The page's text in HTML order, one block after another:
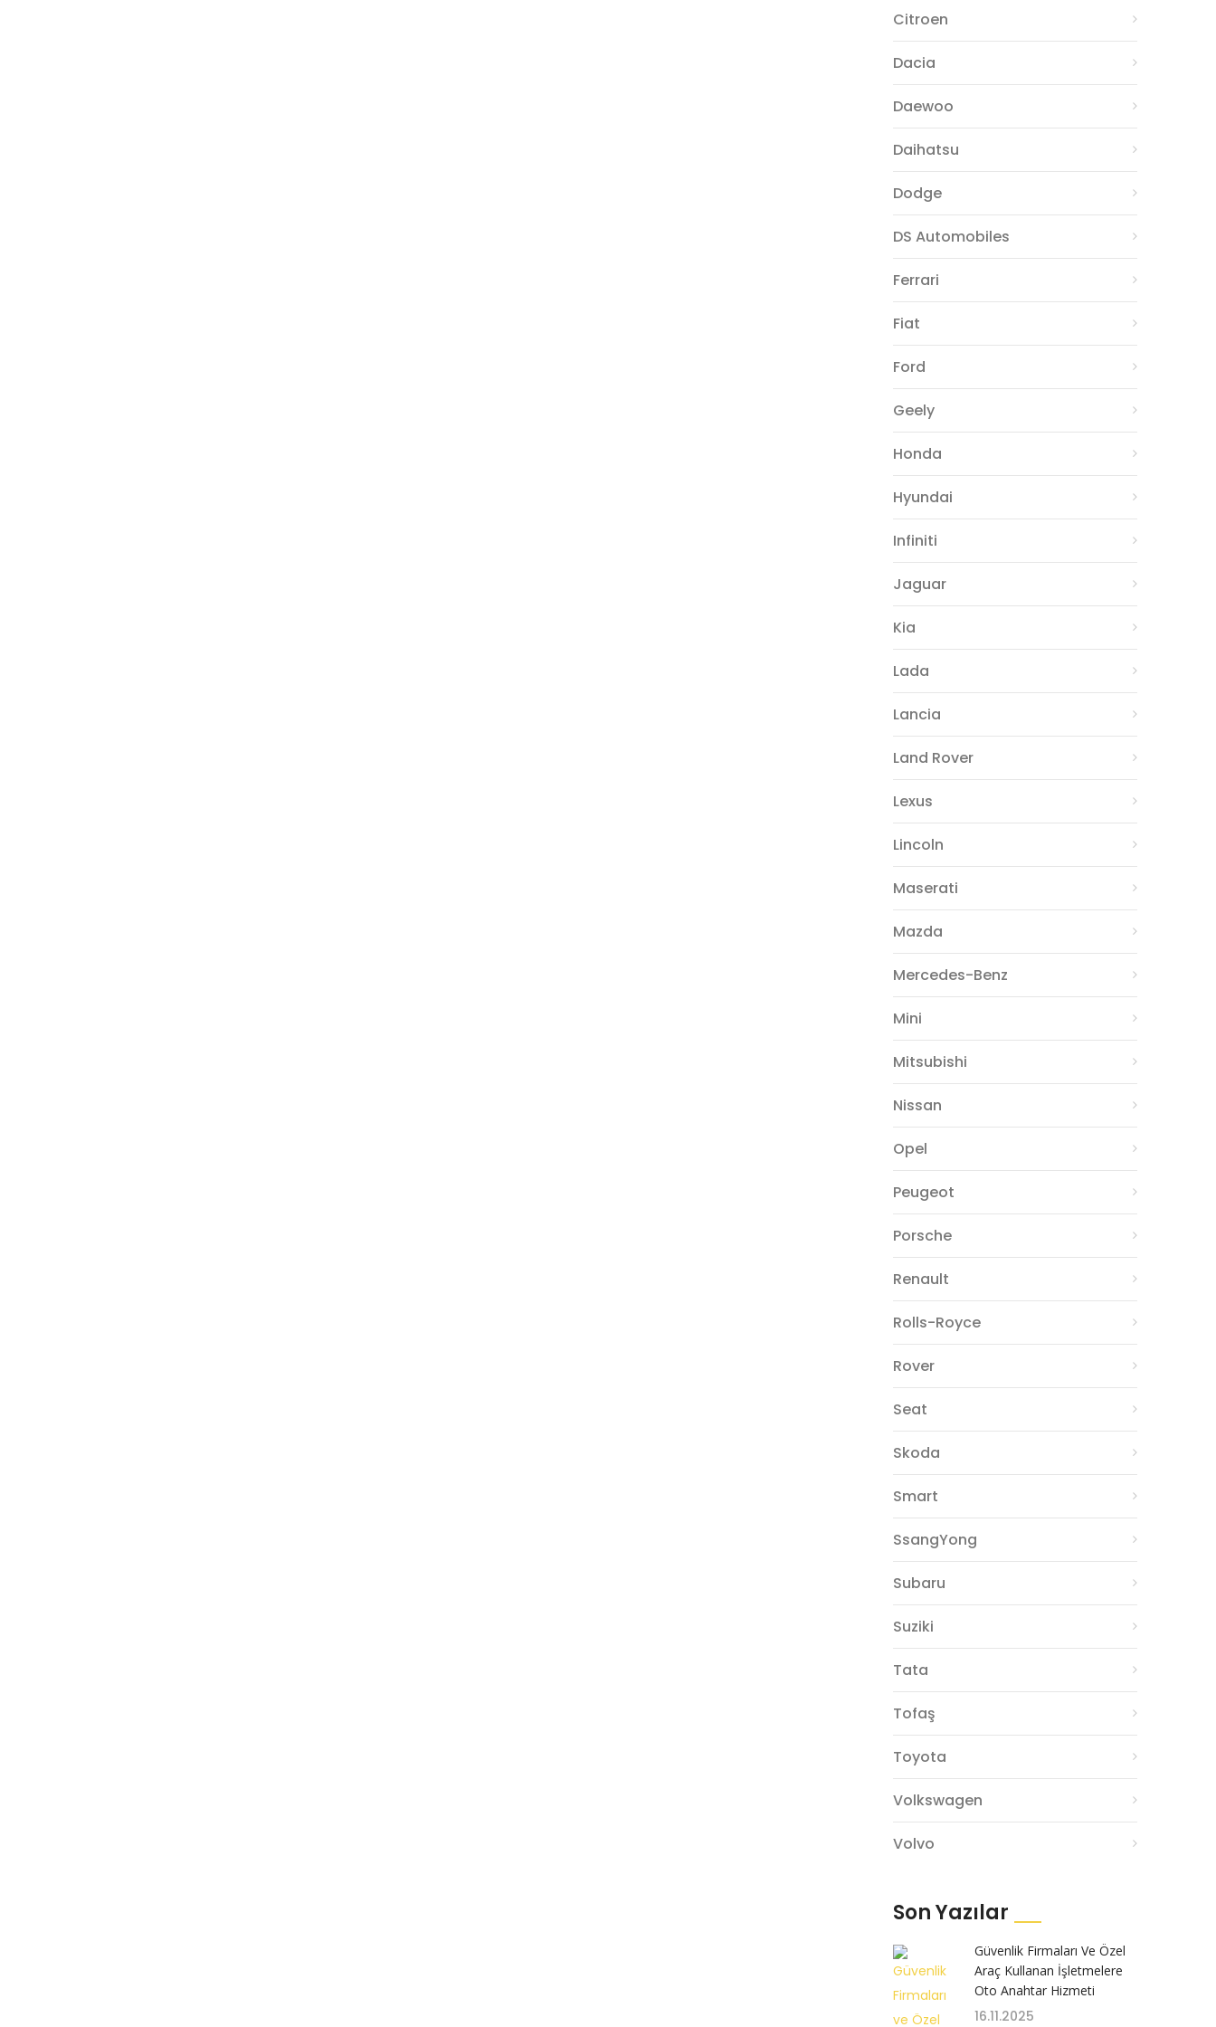
Citroen
Dacia
Daewoo
Daihatsu
Dodge
DS Automobiles
Ferrari
Fiat
Ford
Geely
Honda
Hyundai
Infiniti
Jaguar
Kia
Lada
Lancia
Land Rover
Lexus
Lincoln
Maserati
Mazda
Mercedes-Benz
Mini
Mitsubishi
Nissan
Opel
Peugeot
Porsche
Renault
Rolls-Royce
Rover
Seat
Skoda
Smart
SsangYong
Subaru
Suziki
Tata
Tofaş
Toyota
Volkswagen
Volvo
Son Yazılar
Güvenlik Firmaları Ve Özel
Araç Kullanan İşletmelere
Oto Anahtar Hizmeti
16.11.2025